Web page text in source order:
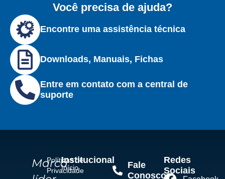
Você precisa de ajuda?
Encontre uma assistência técnica
Downloads, Manuais, Fichas
Entre em contato com a central de
suporte
Marca
Políticas de
Privacidade
Institucional
Início
Fale
Conosco
Redes
Sociais